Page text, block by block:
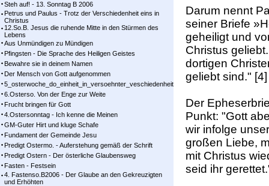
Steh auf! - 13. Sonntag B 2006
Petrus und Paulus - Trotz der Verschiedenheit eins in
Christus
12.So.B. Jesus die ruhende Mitte in den Stürmen des
Lebens
Aus Unmündigen zu Mündigen
Pfingsten - Die Sprache des Heiligen Geistes
Bewahre sie in deinem Namen
Der Mensch von Gott aufgenommen
5_osterwoche_do_einheit_in_versoehnter_veschiedenheit
6.Osterso. Von der Enge zur Weite
Frucht bringen für Gott
4.Ostersonntag - Ich kenne die Meinen
GM-Guter Hirt und kluge Schafe
Fundament der Gemeinde Jesu
Predigt Ostermo. - Auferstehung gemäß der Schrift
Predigt Ostern - Der österliche Glaubensweg
Fasten - Festsein
4. Fastenso.B2006 - Der Glaube an den Gekreuzigten
und Erhöhten
Darum nennt
seiner Briefe
geheiligt und
Christus
dortigen
geliebt sind." [4]
Der
Punkt: "Gott
wir infolge
großen Liebe,
mit Christus
seid ihr